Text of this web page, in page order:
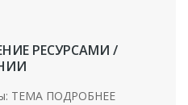
РЕСУРСАМИ /
ТЕМА ПОДРОБНЕЕ